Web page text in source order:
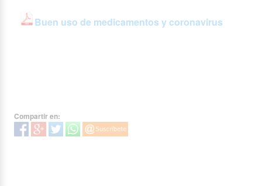
Buen uso de medicamentos y coronavirus
Compartir en: